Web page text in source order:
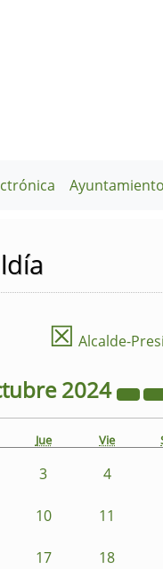
Ayuntamiento
☒ Alcalde-
2024
Jue Vie
3 4
10 11
17 18